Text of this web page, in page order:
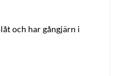
och har gångjärn i